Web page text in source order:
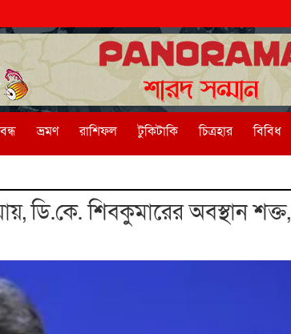
ভ্রমণ রাশিফল টুকিটাকি চিত্রহার বিবিধ
ডি.কে. শিবকুমারের অবস্থান শক্ত,